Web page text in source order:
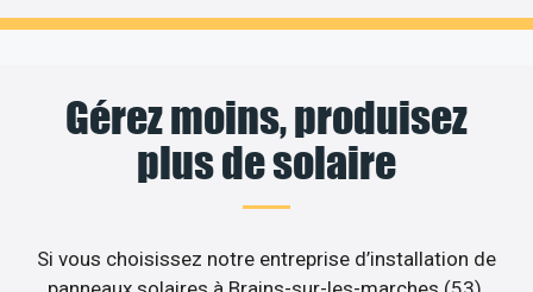
Gérez moins, produisez
plus de solaire
Si vous choisissez notre entreprise d’installation de